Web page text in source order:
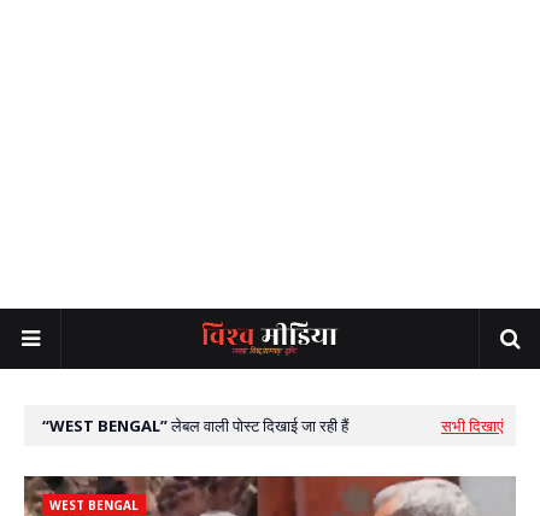
WEST BENGAL लेबल वाली पोस्ट दिखाई जा रही हैं सभी दिखाएं
WEST BENGAL